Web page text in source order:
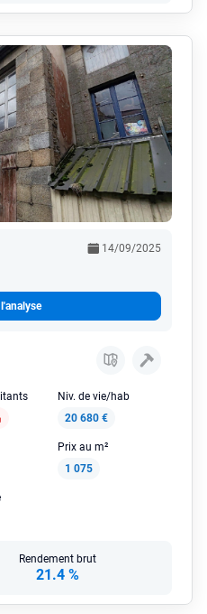
14/09/2025
Niv. de vie/hab
20 680 €
Prix au m²
1 075
Rendement brut
21.4 %